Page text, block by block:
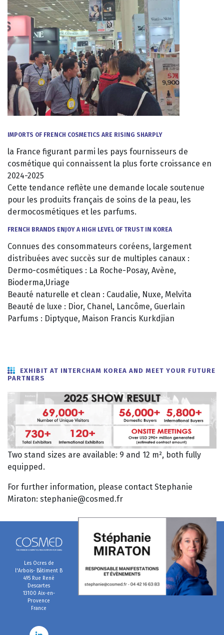
IMPORTS OF FRENCH COSMETICS ARE RISING SHARPLY
la France figurant parmi les pays fournisseurs de
cosmétique qui connaissent la plus forte croissance en
2024-2025
Cette tendance reflète une demande locale soutenue
pour les produits français de soins de la peau, les
dermocosmétiques et les parfums.
FRENCH BRANDS ENJOY A HIGH LEVEL OF TRUST IN KOREA
Connues des consommateurs coréens, largement
distribuées avec succès sur de multiples canaux :
Dermo-cosmétiques : La Roche-Posay, Avène,
Bioderma,Uriage
Beauté naturelle et clean : Caudalie, Nuxe, Melvita
Beauté de luxe : Dior, Chanel, Lancôme, Guerlain
Parfums : Diptyque, Maison Francis Kurkdjian
EXHIBIT AT INTERCHAM KOREA AND MEET YOUR FUTURE
PARTNERS
Two stand sizes are available: 9 and 12 m², both fully
equipped.
For further information, please contact Stephanie
Miraton: stephanie@cosmed.fr
Les Ocres de
l'Arbois- Bâtiment B
495 Rue René
Descartes
13100 Aix-en-
Provence
France